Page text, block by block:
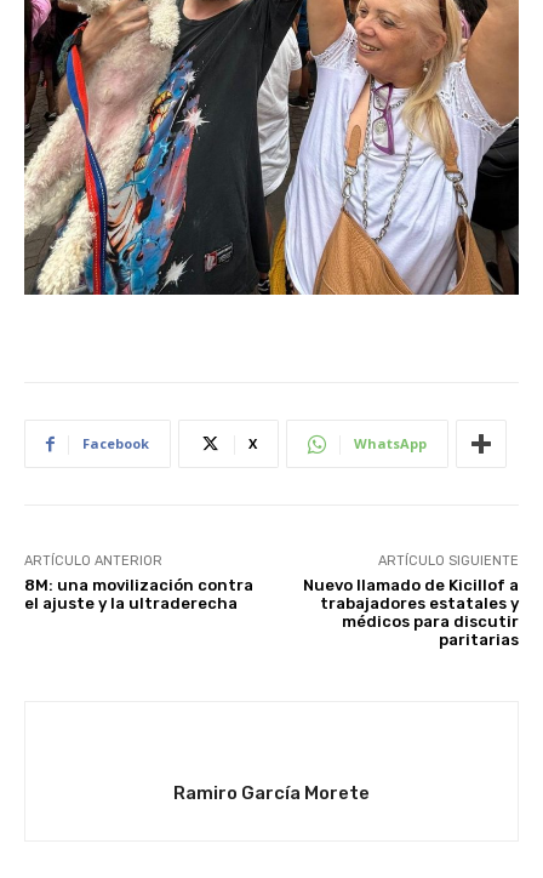
Facebook X WhatsApp
ARTÍCULO ANTERIOR
8M: una movilización contra
el ajuste y la ultraderecha
ARTÍCULO SIGUIENTE
Nuevo llamado de Kicillof a
trabajadores estatales y
médicos para discutir
paritarias
Ramiro García Morete